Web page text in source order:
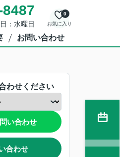
：水曜日 お気に入り
0
お問い合わせ
わせください
い合わせ
合わせ